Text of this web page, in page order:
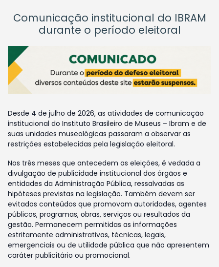
Comunicação institucional do IBRAM
durante o período eleitoral
Desde 4 de julho de 2026, as atividades de comunicação
institucional do Instituto Brasileiro de Museus – Ibram e de
suas unidades museológicas passaram a observar as
restrições estabelecidas pela legislação eleitoral.
Nos três meses que antecedem as eleições, é vedada a
divulgação de publicidade institucional dos órgãos e
entidades da Administração Pública, ressalvadas as
hipóteses previstas na legislação. Também devem ser
evitados conteúdos que promovam autoridades, agentes
públicos, programas, obras, serviços ou resultados da
gestão. Permanecem permitidas as informações
estritamente administrativas, técnicas, legais,
emergenciais ou de utilidade pública que não apresentem
caráter publicitário ou promocional.